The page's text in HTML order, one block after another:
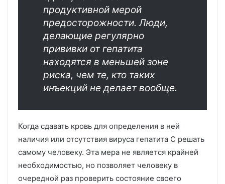
продуктивной мерой
предосторожности. Люди,
делающие регулярно
прививки от гепатита
находятся в меньшей зоне
риска, чем те, кто таких
инъекций не делает вообще.
Когда сдавать кровь для определения в ней
наличия или отсутствия вируса гепатита С решать
самому человеку. Эта мера не является крайней
необходимостью, но позволяет человеку в
очередной раз проверить состояние своего